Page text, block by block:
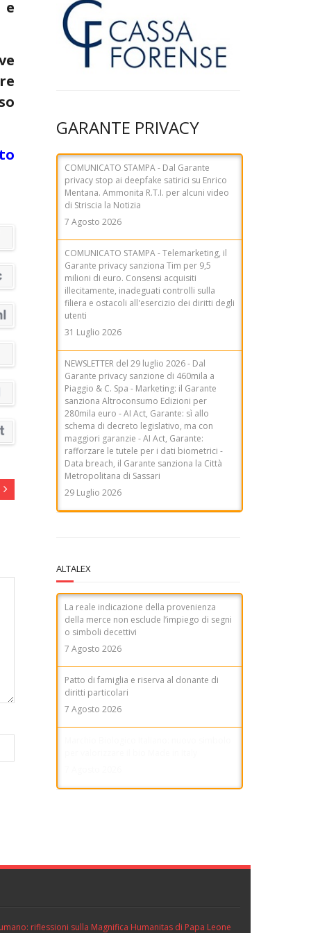
e
GARANTE PRIVACY
COMUNICATO STAMPA - Dal Garante
privacy stop ai deepfake satirici su Enrico
di Striscia la Notizia
7 Agosto 2026
COMUNICATO STAMPA - Telemarketing, il
Garante privacy sanziona Tim per 9,5
filiera e ostacoli all'esercizio dei diritti degli
utenti
31 Luglio 2026
NEWSLETTER del 29 luglio 2026 - Dal
Garante privacy sanzione di 460mila a
280mila euro - AI Act, Garante: sì allo
schema di decreto legislativo, ma con
maggiori garanzie - AI Act, Garante:
rafforzare le tutele per i dati biometrici -
Data breach, il Garante sanziona la Città
Metropolitana di Sassari
29 Luglio 2026
ALTALEX
La reale indicazione della provenienza
della merce non esclude l’impiego di segni
o simboli decettivi
7 Agosto 2026
Patto di famiglia e riserva al donante di
diritti particolari
7 Agosto 2026
riflessioni sulla Magnifica Humanitas di Papa Leone